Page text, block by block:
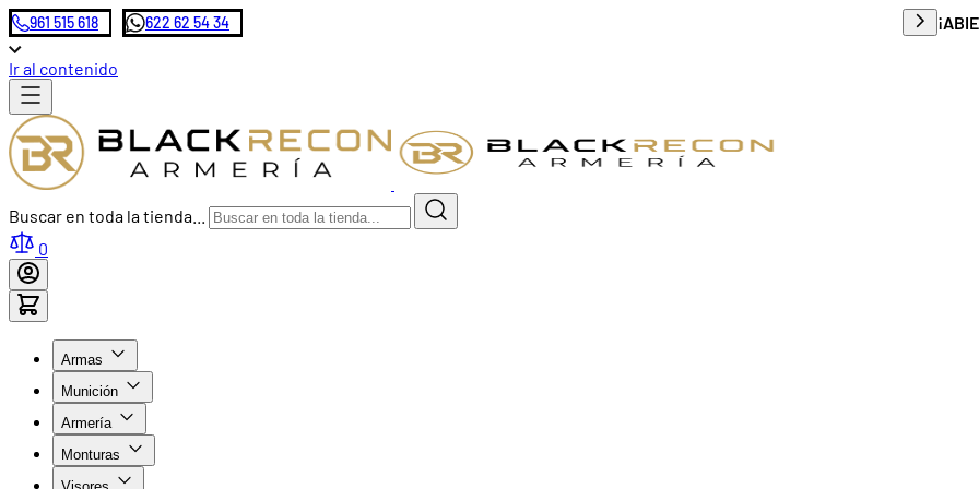
Envío
961 515 618 622 62 54 34
Ir al contenido
Buscar en toda la tienda...
0
Armas
Munición
Armería
Monturas